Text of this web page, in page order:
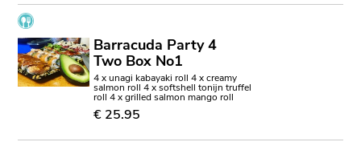
Barracuda Party 4
Two Box No1
4 x unagi kabayaki roll 4 x creamy
salmon roll 4 x softshell tonijn truffel
roll 4 x grilled salmon mango roll
€ 25.95